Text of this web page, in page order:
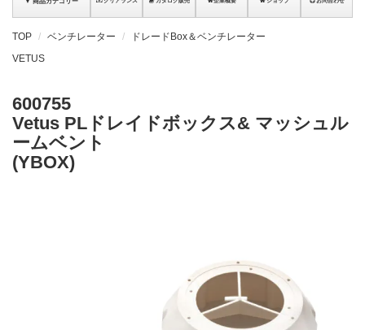
TOP ベンチレーター
ドレードBox＆ベンチレーター
VETUS
600755
Vetus PLドレイドボックス& マッシュル
ームベント
(YBOX)